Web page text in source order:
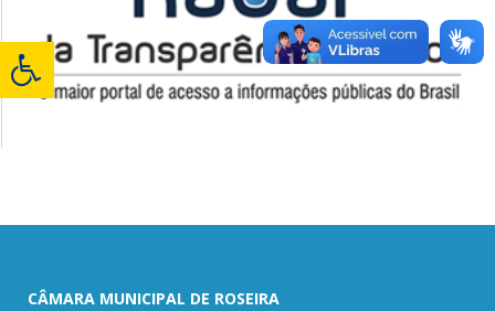
CÂMARA MUNICIPAL DE ROSEIRA